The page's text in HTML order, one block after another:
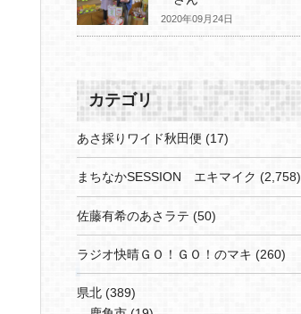
2020年09月24日
カテゴリ
あさ採りワイド秋田便 (17)
まちなかSESSION エキマイク (2,758)
佐藤有希のあさラテ (50)
ラジオ快晴ＧＯ！ＧＯ！のマキ (260)
県北 (389)